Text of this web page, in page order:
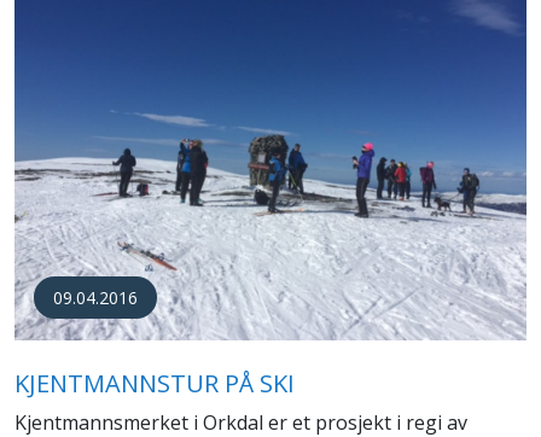
09.04.2016
KJENTMANNSTUR PÅ SKI
Kjentmannsmerket i Orkdal er et prosjekt i regi av